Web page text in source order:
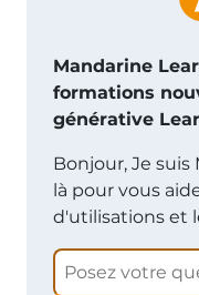
Mandarine
formations
générative
Bonjour, Je suis
là pour vous
d'utilisations et